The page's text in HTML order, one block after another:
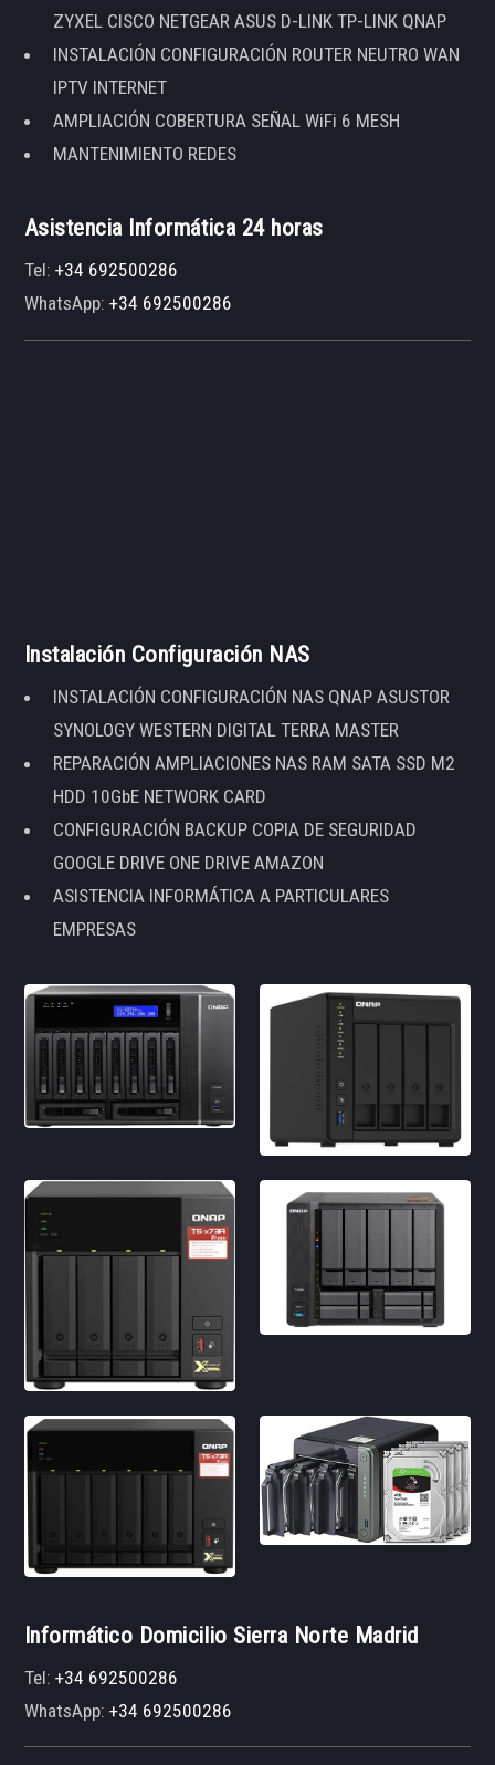
ZYXEL CISCO NETGEAR ASUS D-LINK TP-LINK QNAP
INSTALACIÓN CONFIGURACIÓN ROUTER NEUTRO WAN
IPTV INTERNET
AMPLIACIÓN COBERTURA SEÑAL WiFi 6 MESH
MANTENIMIENTO REDES
Asistencia Informática 24 horas
Tel:+34 692500286
WhatsApp:+34 692500286
Instalación Configuración NAS
INSTALACIÓN CONFIGURACIÓN NAS QNAP ASUSTOR
SYNOLOGY WESTERN DIGITAL TERRA MASTER
REPARACIÓN AMPLIACIONES NAS RAM SATA SSD M2
HDD 10GbE NETWORK CARD
CONFIGURACIÓN BACKUP COPIA DE SEGURIDAD
GOOGLE DRIVE ONE DRIVE AMAZON
ASISTENCIA INFORMÁTICA A PARTICULARES
EMPRESAS
Informático Domicilio Sierra Norte Madrid
Tel:+34 692500286
WhatsApp:+34 692500286